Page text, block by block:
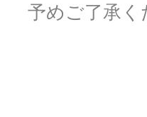
予めご了承く